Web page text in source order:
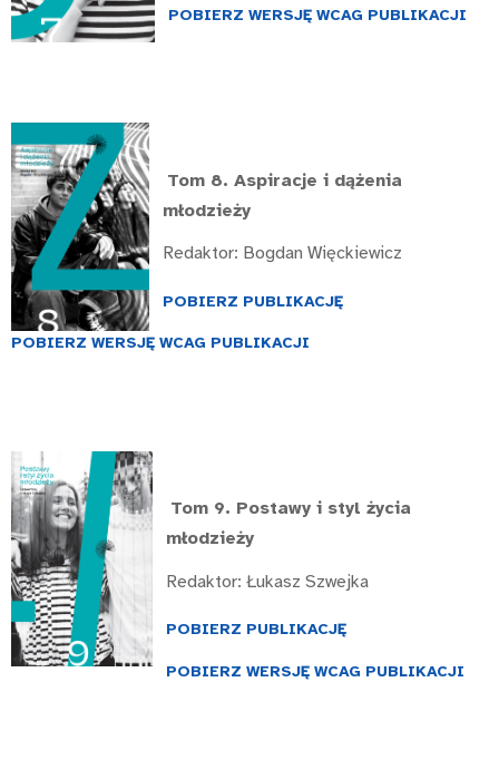
POBIERZ WERSJĘ WCAG PUBLIKACJI
Tom 8. Aspiracje i dążenia
młodzieży
Redaktor: Bogdan Więckiewicz
POBIERZ PUBLIKACJĘ
POBIERZ WERSJĘ WCAG PUBLIKACJI
Tom 9. Postawy i styl życia
młodzieży
Redaktor: Łukasz Szwejka
POBIERZ PUBLIKACJĘ
POBIERZ WERSJĘ WCAG PUBLIKACJI